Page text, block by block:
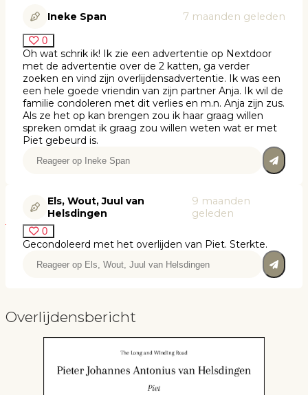
Ineke Span 7 maanden geleden
0
Oh wat schrik ik! Ik zie een advertentie op Nextdoor
met de advertentie over de 2 katten, ga verder
zoeken en vind zijn overlijdensadvertentie. Ik was een
een hele goede vriendin van zijn partner Anja. Ik wil de
familie condoleren met dit verlies en m.n. Anja zijn zus.
Als ze het op kan brengen zou ik haar graag willen
spreken omdat ik graag zou willen weten wat er met
Piet gebeurd is.
Els, Wout, Juul van
Helsdingen
9 maanden
geleden
0
Gecondoleerd met het overlijden van Piet. Sterkte.
Overlijdensbericht